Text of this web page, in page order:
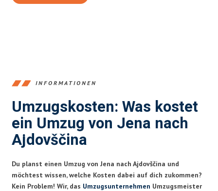
INFORMATIONEN
Umzugskosten: Was kostet
ein Umzug von Jena nach
Ajdovščina
Du planst einen Umzug von Jena nach Ajdovščina und
möchtest wissen, welche Kosten dabei auf dich zukommen?
Kein Problem! Wir, das Umzugsunternehmen Umzugsmeister